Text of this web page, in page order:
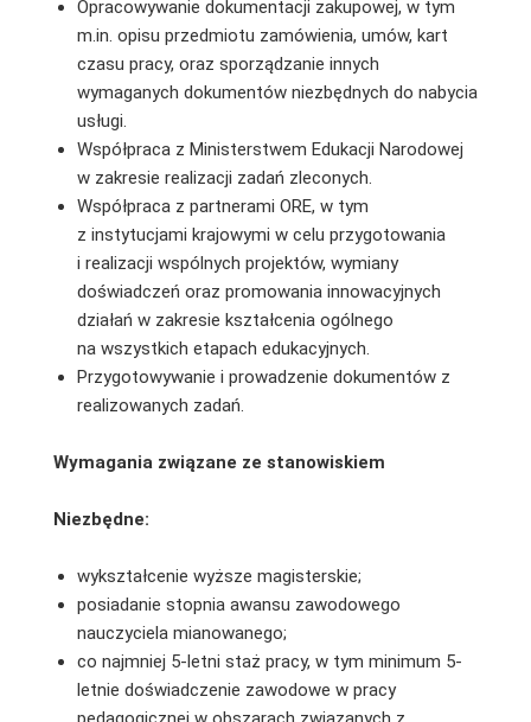
Opracowywanie dokumentacji zakupowej, w tym
m.in. opisu przedmiotu zamówienia, umów, kart
czasu pracy, oraz sporządzanie innych
wymaganych dokumentów niezbędnych do nabycia
usługi.
Współpraca z Ministerstwem Edukacji Narodowej
w zakresie realizacji zadań zleconych.
Współpraca z partnerami ORE, w tym
z instytucjami krajowymi w celu przygotowania
i realizacji wspólnych projektów, wymiany
doświadczeń oraz promowania innowacyjnych
działań w zakresie kształcenia ogólnego
na wszystkich etapach edukacyjnych.
Przygotowywanie i prowadzenie dokumentów z
realizowanych zadań.
Wymagania związane ze stanowiskiem
Niezbędne:
wykształcenie wyższe magisterskie;
posiadanie stopnia awansu zawodowego
nauczyciela mianowanego;
co najmniej 5-letni staż pracy, w tym minimum 5-
letnie doświadczenie zawodowe w pracy